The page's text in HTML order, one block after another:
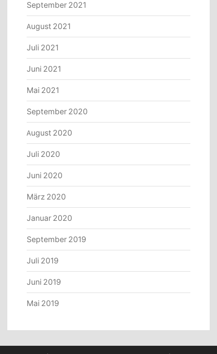
September 2021
August 2021
Juli 2021
Juni 2021
Mai 2021
September 2020
August 2020
Juli 2020
Juni 2020
März 2020
Januar 2020
September 2019
Juli 2019
Juni 2019
Mai 2019